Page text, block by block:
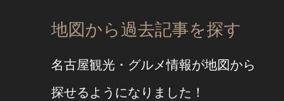
地図から過去記事を探す
名古屋観光・グルメ情報が地図から
探せるようになりました！